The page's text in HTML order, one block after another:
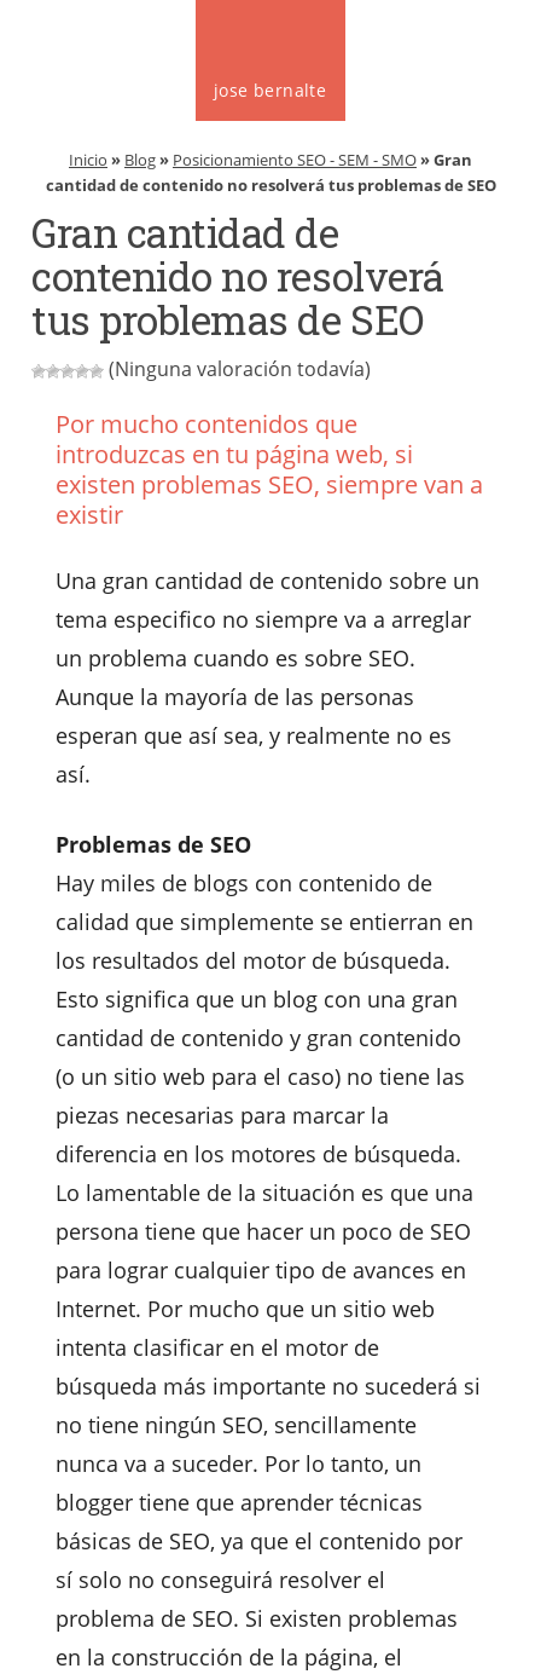
jose bernalte
Inicio » Blog» Posicionamiento SEO - SEM - SMO» Gran
cantidad de contenido no resolverá tus problemas de SEO
Gran cantidad de
contenido no resolverá
tus problemas de SEO
(Ninguna valoración todavía)
Por mucho contenidos que
introduzcas en tu página web, si
existen problemas SEO, siempre van a
existir
Una gran cantidad de contenido sobre un
tema especifico no siempre va a arreglar
un problema cuando es sobre SEO.
Aunque la mayoría de las personas
esperan que así sea, y realmente no es
así.
Problemas de SEO
Hay miles de blogs con contenido de
calidad que simplemente se entierran en
los resultados del motor de búsqueda.
Esto significa que un blog con una gran
cantidad de contenido y gran contenido
(o un sitio web para el caso) no tiene las
piezas necesarias para marcar la
diferencia en los motores de búsqueda.
Lo lamentable de la situación es que una
persona tiene que hacer un poco de SEO
para lograr cualquier tipo de avances en
Internet. Por mucho que un sitio web
intenta clasificar en el motor de
búsqueda más importante no sucederá si
no tiene ningún SEO, sencillamente
nunca va a suceder. Por lo tanto, un
blogger tiene que aprender técnicas
básicas de SEO, ya que el contenido por
sí solo no conseguirá resolver el
problema de SEO. Si existen problemas
en la construcción de la página, el